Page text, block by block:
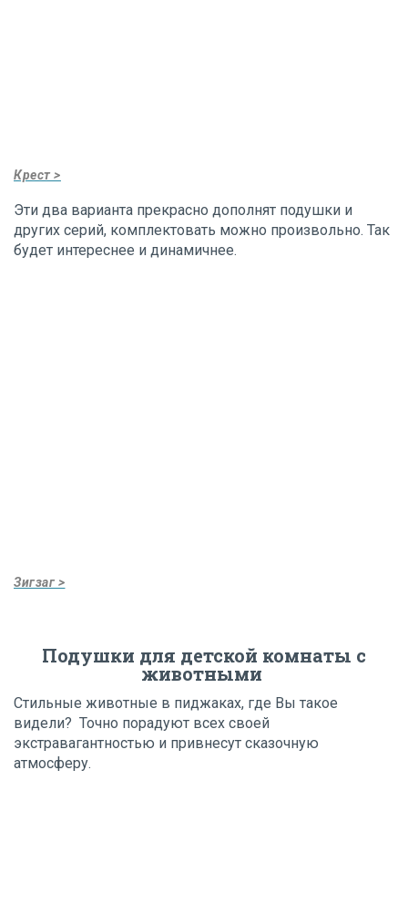
Крест >
Эти два варианта прекрасно дополнят подушки и
других серий, комплектовать можно произвольно. Так
будет интереснее и динамичнее.
Зигзаг >
Подушки для детской комнаты с
животными
Стильные животные в пиджаках, где Вы такое
видели? Точно порадуют всех своей
экстравагантностью и привнесут сказочную
атмосферу.